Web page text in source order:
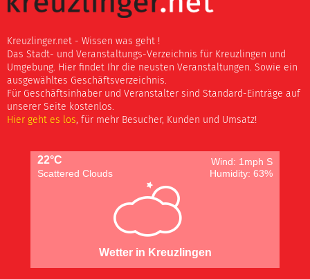
Kreuzlinger.net - Wissen was geht !
Das Stadt- und Veranstaltungs-Verzeichnis für Kreuzlingen und
Umgebung. Hier findet Ihr die neusten Veranstaltungen. Sowie ein
ausgewähltes Geschäftsverzeichnis.
Für Geschäftsinhaber und Veranstalter sind Standard-Einträge auf
unserer Seite kostenlos.
Hier geht es los, für mehr Besucher, Kunden und Umsatz!
22°C
Wind: 1mph S
Scattered Clouds
Humidity: 63%
Wetter in Kreuzlingen